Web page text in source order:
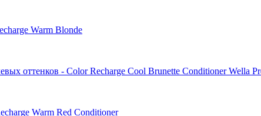
Warm Blonde
оттенков - Color Recharge Cool Brunette Conditioner Wella
Warm Red Conditioner